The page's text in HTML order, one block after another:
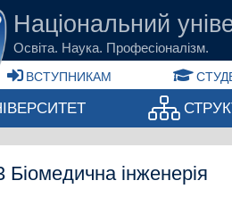
Національний
Освіта. Наука. Професіоналізм.
ВСТУПНИКАМ
Біомедична інженерія